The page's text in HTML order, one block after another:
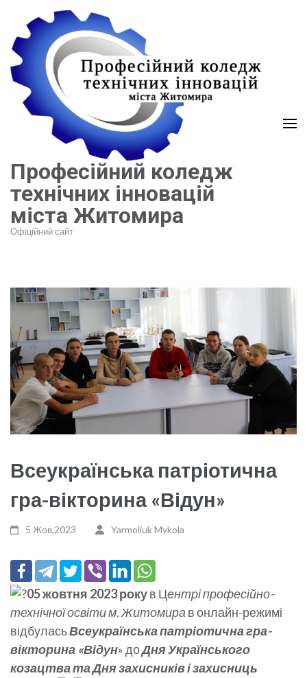
вмісту
(натисніть
Enter)
Професійний коледж
технічних інновацій
міста Житомира
Офіційний сайт
Всеукраїнська патріотична
гра-вікторина «Відун»
5 Жов,2023 Yarmoliuk Mykola
05 жовтня 2023 рокув Центрі професійно-
технічної освіти м. Житомира в онлайн-режимі
відбуласьВсеукраїнська патріотична гра-
вікторина «Відун» доДня Українського
козацтва та Дня захисників і захисниць